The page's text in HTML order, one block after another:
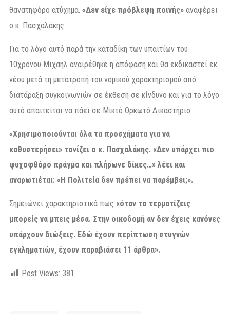
θανατηφόρο ατύχημα. «Δεν είχε πρόβλεψη ποινής» αναφέρει
ο κ. Πασχαλάκης.
Για το λόγο αυτό παρά την καταδίκη των υπαιτίων του
10χρονου Μιχαήλ αναιρέθηκε η απόφαση και θα εκδικαστεί εκ
νέου μετά τη μετατροπή του νομικού χαρακτηρισμού από
διατάραξη συγκοινωνιών σε έκθεση σε κίνδυνο και για το λόγο
αυτό απαιτείται να πάει σε Μικτό Ορκωτό Δικαστήριο.
«Χρησιμοποιούνται όλα τα προσχήματα για να
καθυστερήσει» τονίζει ο κ. Πασχαλάκης. «Δεν υπάρχει πιο
ψυχοφθόρο πράγμα και πλήρωνε δίκες…» λέει και
αναρωτιέται: «Η Πολιτεία δεν πρέπει να παρέμβει;».
Σημειώνει χαρακτηριστικά πως «όταν το τερματίζεις
μπορείς να μπεις μέσα. Στην οικοδομή αν δεν έχεις κανόνες
υπάρχουν διώξεις. Εδώ έχουν περίπτωση στυγνών
εγκληματιών, έχουν παραβιάσει 11 άρθρα».
Post Views: 381